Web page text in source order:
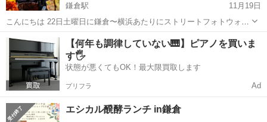
鎌倉駅
11月19日
こんにちは 22日土曜日に鎌倉〜横浜あたりにストリートフォトウォー
ク 撮影しに行きませんか❓ 年齢は問いません 素敵な構図を見つけに行
きましょう！
神奈川 鎌倉市 鎌倉駅 ワークショップ
【何年も調律していない🎹】ピアノを買いま
す🖐️
状態が悪くてもOK！最大限買取します
プリフラ Ad
エシカル醗酵ランチ in鎌倉